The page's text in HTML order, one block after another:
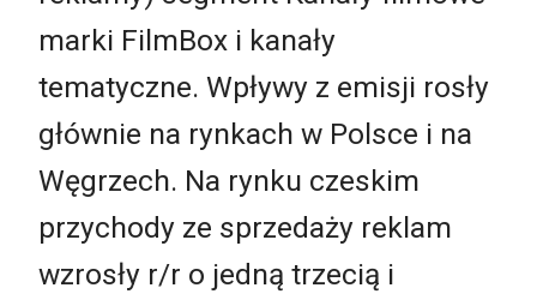
marki FilmBox i kanały
tematyczne. Wpływy z emisji rosły
głównie na rynkach w Polsce i na
Węgrzech. Na rynku czeskim
przychody ze sprzedaży reklam
wzrosły r/r o jedną trzecią i